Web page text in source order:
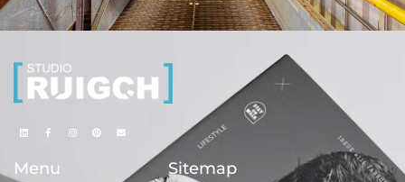
Menu Sitemap